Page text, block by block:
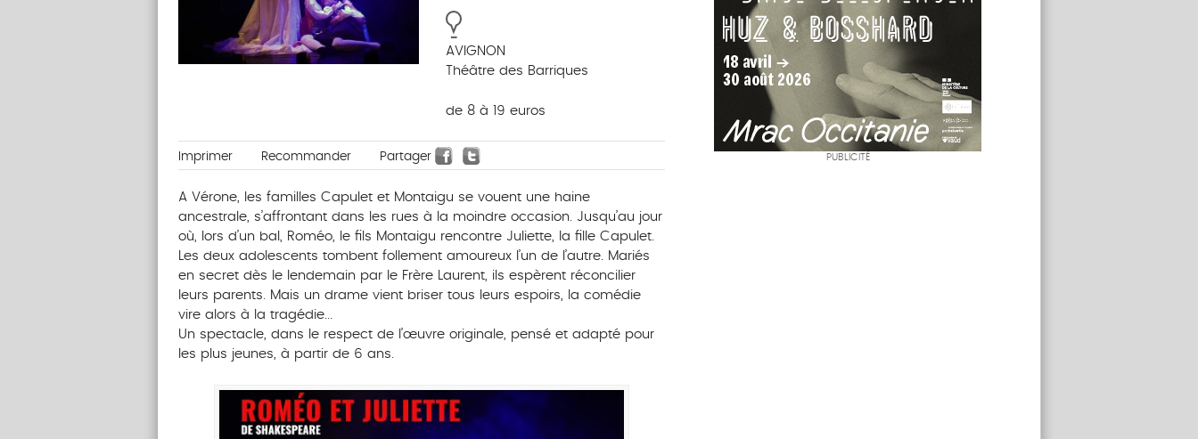
AVIGNON
Théâtre des Barriques
de 8 à 19 euros
Imprimer Recommander Partager
A Vérone, les familles Capulet et Montaigu se vouent une haine
ancestrale, s’affrontant dans les rues à la moindre occasion. Jusqu’au jour
où, lors d’un bal, Roméo, le fils Montaigu rencontre Juliette, la fille Capulet.
Les deux adolescents tombent follement amoureux l’un de l’autre. Mariés
en secret dès le lendemain par le Frère Laurent, ils espèrent réconcilier
leurs parents. Mais un drame vient briser tous leurs espoirs, la comédie
vire alors à la tragédie...
Un spectacle, dans le respect de l’œuvre originale, pensé et adapté pour
les plus jeunes, à partir de 6 ans.
PUBLICITÉ